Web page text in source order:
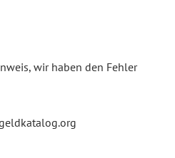
wir haben den Fehler